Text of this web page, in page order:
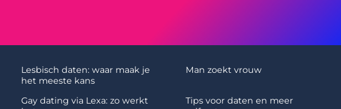
Lesbisch daten: waar maak je
het meeste kans
Man zoekt vrouw
Gay dating via Lexa: zo werkt
Tips voor daten en meer